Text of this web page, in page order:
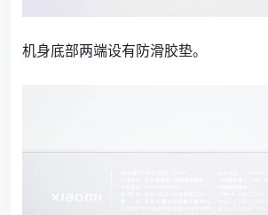
机身底部两端设有防滑胶垫。